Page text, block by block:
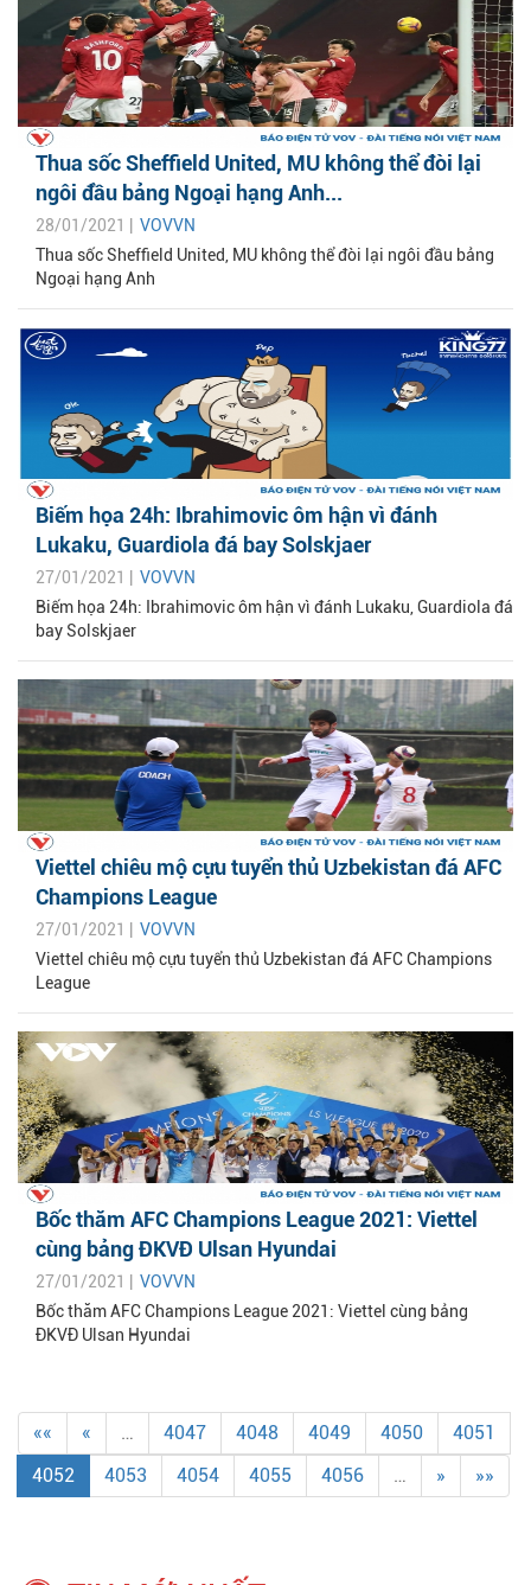
Thua sốc Sheffield United, MU không thể đòi lại
ngôi đầu bảng Ngoại hạng Anh...
28/01/2021 | VOVVN
Thua sốc Sheffield United, MU không thể đòi lại ngôi đầu bảng
Ngoại hạng Anh
Biếm họa 24h: Ibrahimovic ôm hận vì đánh
Lukaku, Guardiola đá bay Solskjaer
27/01/2021 | VOVVN
Biếm họa 24h: Ibrahimovic ôm hận vì đánh Lukaku, Guardiola đá
bay Solskjaer
Viettel chiêu mộ cựu tuyển thủ Uzbekistan đá AFC
Champions League
27/01/2021 | VOVVN
Viettel chiêu mộ cựu tuyển thủ Uzbekistan đá AFC Champions
League
Bốc thăm AFC Champions League 2021: Viettel
cùng bảng ĐKVĐ Ulsan Hyundai
27/01/2021 | VOVVN
Bốc thăm AFC Champions League 2021: Viettel cùng bảng
ĐKVĐ Ulsan Hyundai
«« « … 4047 4048 4049 4050
4051
4052
4053 4054 4055 4056 … » »»